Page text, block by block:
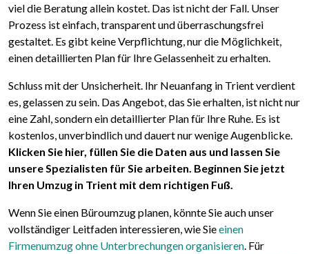
viel die Beratung allein kostet. Das ist nicht der Fall. Unser
Prozess ist einfach, transparent und überraschungsfrei
gestaltet. Es gibt keine Verpflichtung, nur die Möglichkeit,
einen detaillierten Plan für Ihre Gelassenheit zu erhalten.
Schluss mit der Unsicherheit. Ihr Neuanfang in Trient verdient
es, gelassen zu sein. Das Angebot, das Sie erhalten, ist nicht nur
eine Zahl, sondern ein detaillierter Plan für Ihre Ruhe. Es ist
kostenlos, unverbindlich und dauert nur wenige Augenblicke.
Klicken Sie hier, füllen Sie die Daten aus und lassen Sie
unsere Spezialisten für Sie arbeiten. Beginnen Sie jetzt
Ihren Umzug in Trient mit dem richtigen Fuß.
Wenn Sie einen Büroumzug planen, könnte Sie auch unser
vollständiger Leitfaden interessieren, wie Sieeinen
Firmenumzug ohne Unterbrechungen organisieren . Für